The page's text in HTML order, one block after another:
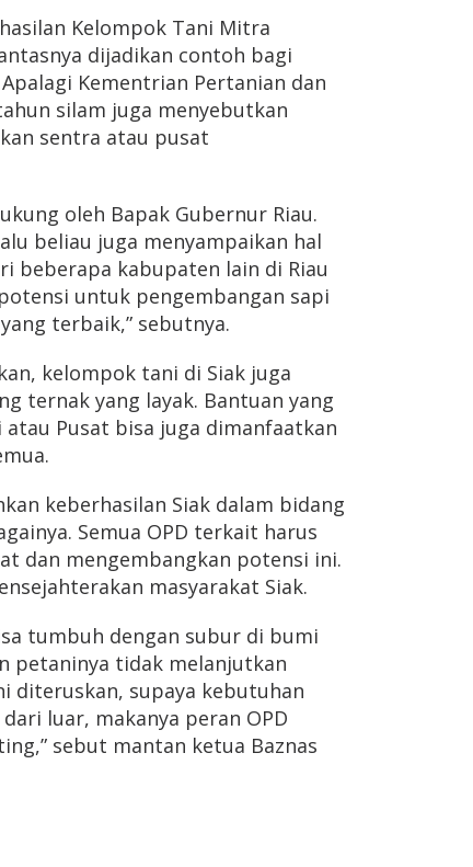
Kelompok Tani Mitra
dijadikan contoh bagi
Kementrian Pertanian dan
silam juga menyebutkan
sentra atau pusat
oleh Bapak Gubernur Riau.
beliau juga menyampaikan hal
beberapa kabupaten lain di Riau
untuk pengembangan sapi
terbaik,” sebutnya.
kelompok tani di Siak juga
ternak yang layak. Bantuan yang
Pusat bisa juga dimanfaatkan
keberhasilan Siak dalam bidang
Semua OPD terkait harus
dan mengembangkan potensi ini.
masyarakat Siak.
tumbuh dengan subur di bumi
petaninya tidak melanjutkan
diteruskan, supaya kebutuhan
luar, makanya peran OPD
sebut mantan ketua Baznas